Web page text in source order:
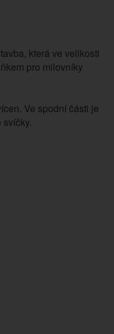
která ve velikosti
pro milovníky
Ve spodní části je